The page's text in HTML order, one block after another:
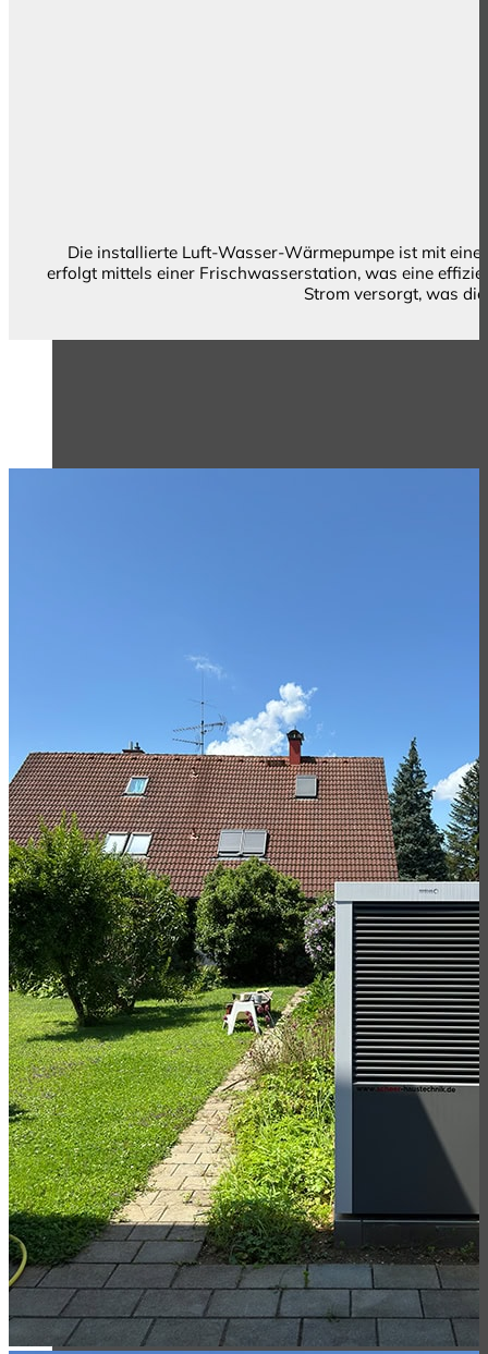
Die installierte Luft-Wasser-Wärmepumpe ist mit
erfolgt mittels einer Frischwasserstation, was eine
Strom versorgt, was